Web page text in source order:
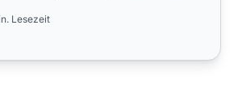
Lesezeit